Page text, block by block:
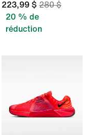
223,99 $ 280 $
20 % de
réduction